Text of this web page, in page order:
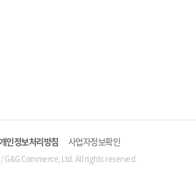
개인정보처리방침 사업자정보확인
Commerce, Ltd. All rights reserved.